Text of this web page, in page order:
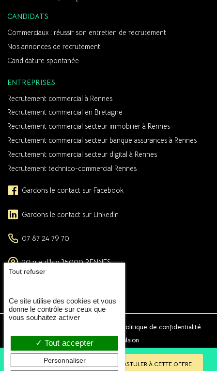
RETOUR AUX ANNONCES POSTULER À CETTE OFFRE
CANDIDATS
Commerciaux : réussir son entretien de recrutement
Nos annonces de recrutement
Candidature spontanée
ENTREPRISES
Recrutement commercial à Rennes
Recrutement commercial en Bretagne
Recrutement commercial secteur immobilier à Rennes
Recrutement commercial secteur banque assurances à Rennes
Recrutement commercial secteur digital à Rennes
Recrutement technico-commercial Rennes
Gardons le contact sur Facebook
Gardons le contact sur Linkedin
07 87 24 79 70
20 rue d’Isly 35000 RENNES
uniquement sur rendez-vous
Politique de confidentialité
Conception et réalisation :Agence Impulsion
Ce site utilise des cookies et vous
donne le contrôle sur ceux que
vous souhaitez activer
Tout accepter
Tout refuser
Personnaliser